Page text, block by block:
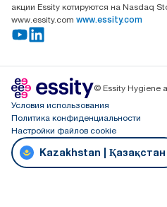
акции Essity котируются на Nasdaq
www.essity.com www.essity.com
© Essity Hygiene
Условия использования
Политика конфиденциальности
Настройки файлов cookie
Kazakhstan | Қазақстан